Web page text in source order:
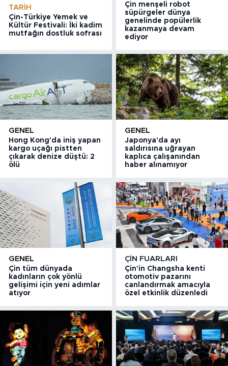
TARIH
Çin-Türkiye Yemek ve
Kültür Festivali: İki kadim
mutfağın dostluk sofrası
Çin menşeli robot
süpürgeler dünya
genelinde popülerlik
kazanmaya devam
ediyor
GENEL
Hong Kong'da iniş yapan
kargo uçağı pistten
çıkarak denize düştü: 2
ölü
GENEL
Japonya'da ayı
saldırısına uğrayan
kaplıca çalışanından
haber alınamıyor
GENEL
Çin tüm dünyada
kadınların çok yönlü
gelişimi için yeni adımlar
atıyor
ÇIN FUARLARI
Çin'in Changsha kenti
otomotiv pazarını
canlandırmak amacıyla
özel etkinlik düzenledi